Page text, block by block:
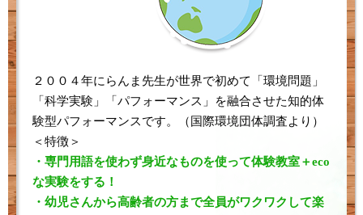
２００４年にらんま先生が世界で初めて「環境問題」
「科学実験」「パフォーマンス」を融合させた知的体
験型パフォーマンスです。（国際環境団体調査より）
＜特徴＞
・専門用語を使わず身近なものを使って体験教室＋eco
な実験をする！
・幼児さんから高齢者の方まで全員がワクワクして楽